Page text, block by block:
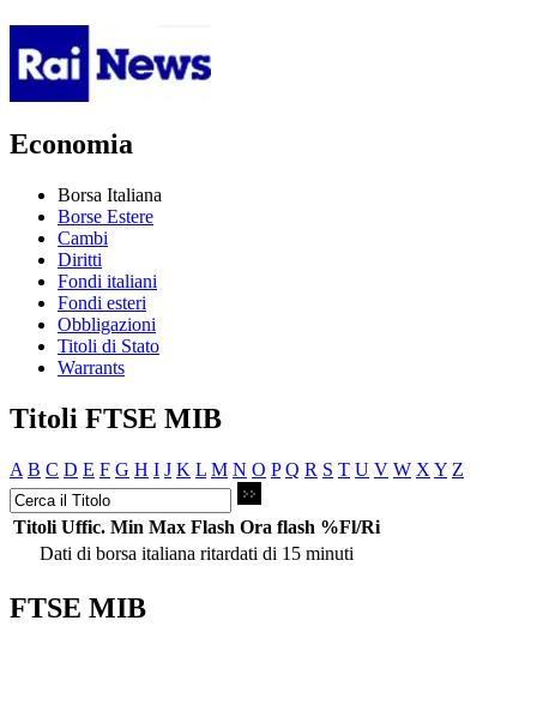
Economia
Borsa Italiana
Borse Estere
Cambi
Diritti
Fondi italiani
Fondi esteri
Obbligazioni
Titoli di Stato
Warrants
Titoli FTSE MIB
A B C D E F G H I J K L M N O P Q R S T U V W X Y Z
Titoli Uffic. Min Max Flash Ora flash %Fl/Ri
Dati di borsa italiana ritardati di 15 minuti
FTSE MIB